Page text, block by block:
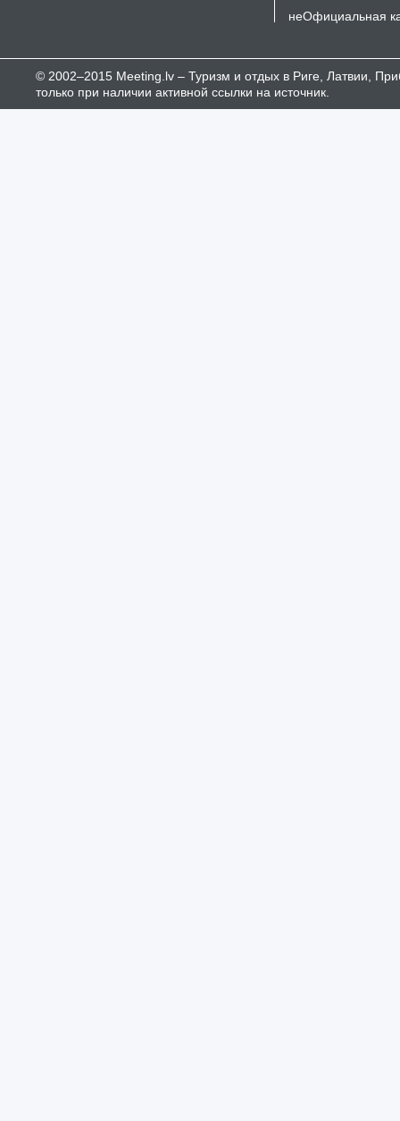
неОфициальная
© 2002–2015 Meeting.lv – Туризм и отдых в Риге, Латвии,
только при наличии активной ссылки на источник.